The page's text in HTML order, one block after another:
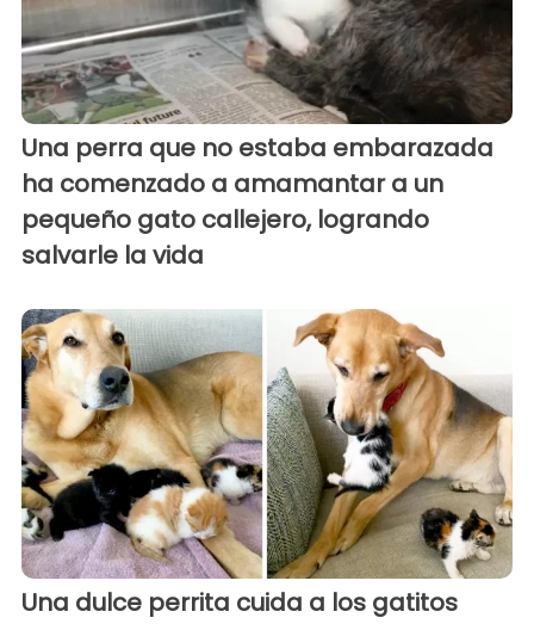
Una perra que no estaba embarazada
ha comenzado a amamantar a un
pequeño gato callejero, logrando
salvarle la vida
Una dulce perrita cuida a los gatitos